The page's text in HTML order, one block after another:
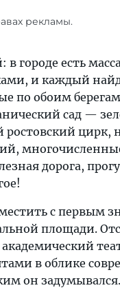
рекламы.
городе есть
и каждый
по обоим
сад —
цирк,
дорога,
с первым
площади.
в облике
он задумывался.